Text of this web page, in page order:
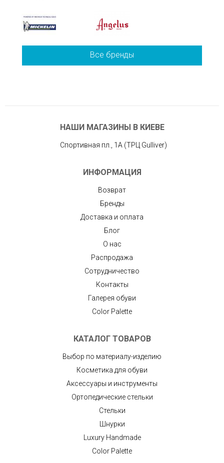
Все бренды
НАШИ МАГАЗИНЫ В КИЕВЕ
Спортивная пл., 1А (ТРЦ Gulliver)
ИНФОРМАЦИЯ
Возврат
Бренды
Доставка и оплата
Блог
О нас
Распродажа
Сотрудничество
Контакты
Галерея обуви
Color Palette
КАТАЛОГ ТОВАРОВ
Выбор по материалу-изделию
Косметика для обуви
Аксессуары и инструменты
Ортопедические стельки
Стельки
Шнурки
Luxury Handmade
Color Palette